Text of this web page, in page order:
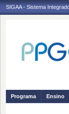
SIGAA - Sistema
Programa Ensino